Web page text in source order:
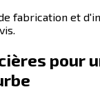
fabrication et
pour